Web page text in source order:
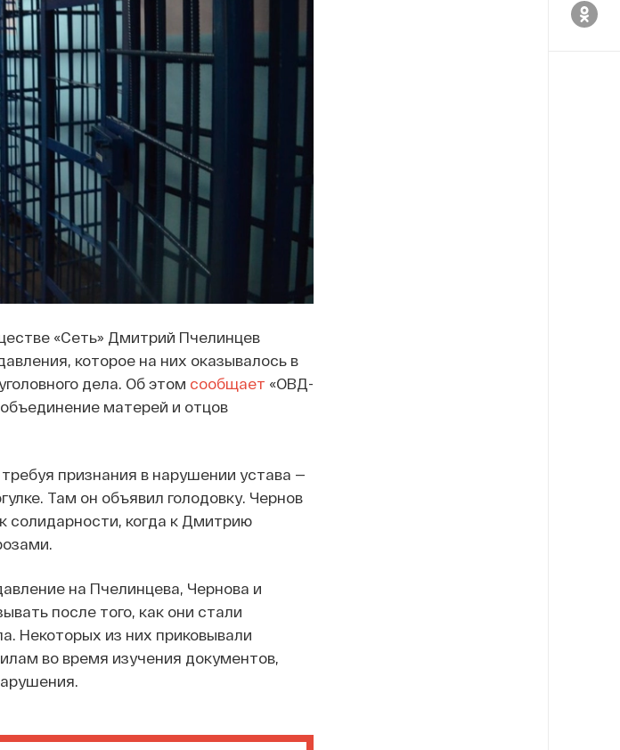
«Сеть» Дмитрий Пчелинцев
которое на них оказывалось в
дела. Об этом сообщает «ОВД-
матерей и отцов
признания в нарушении устава —
Там он объявил голодовку. Чернов
солидарности, когда к Дмитрию
на Пчелинцева, Чернова и
после того, как они стали
Некоторых из них приковывали
во время изучения документов,